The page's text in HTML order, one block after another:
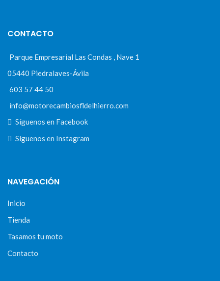
CONTACTO
Parque Empresarial Las Condas , Nave 1
05440 Piedralaves-Ávila
603 57 44 50
info@motorecambiosfldelhierro.com
Síguenos en Facebook
Síguenos en Instagram
NAVEGACIÓN
Inicio
Tienda
Tasamos tu moto
Contacto